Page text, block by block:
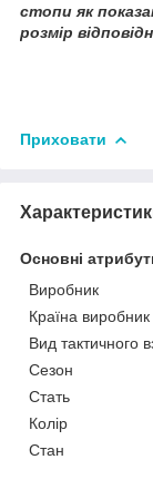
стопи як
розмір
Приховати
Основні
Виробник
Країна виробник
Вид тактичного
Сезон
Стать
Колір
Стан